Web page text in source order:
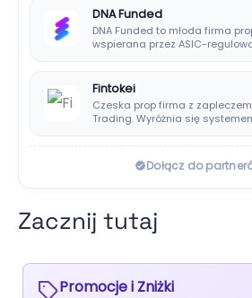
DNA Funded
DNA Funded to młoda firma
wspierana przez ASIC-
Fintokei
Czeska prop firma z
Trading. Wyróżnia się
Dołącz do
Zacznij tutaj
Promocje i Zniżki